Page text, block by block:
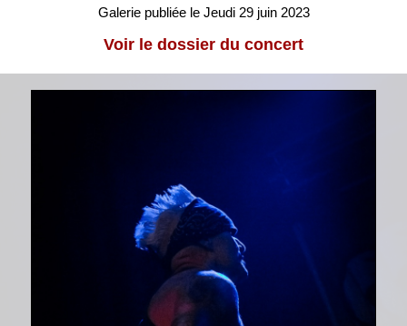
Galerie publiée le Jeudi 29 juin 2023
Voir le dossier du concert